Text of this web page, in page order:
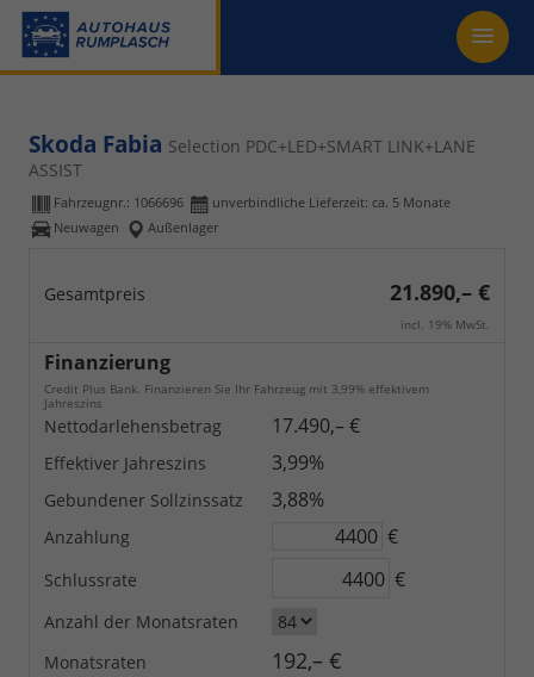
Skoda Fabia Selection PDC+LED+SMART LINK+LANE
ASSIST
Fahrzeugnr.: 1066696
unverbindliche Lieferzeit: ca. 5 Monate
Neuwagen
Außenlager
Gesamtpreis 21.890,– €
incl. 19% MwSt.
Finanzierung
Credit Plus Bank. Finanzieren Sie Ihr Fahrzeug mit 3,99% effektivem
Jahreszins
Nettodarlehensbetrag 17.490,– €
Effektiver Jahreszins 3,99%
Gebundener Sollzinssatz 3,88%
Anzahlung €
Schlussrate €
Anzahl der Monatsraten
Monatsraten
192,– €